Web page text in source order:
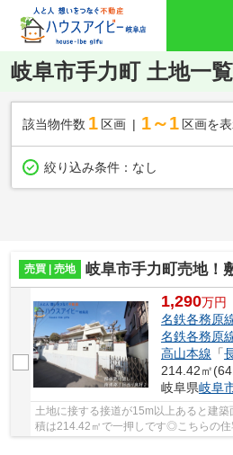
岐阜市手力町 土地一覧
該当物件数 1 区画 1～1 区画を
絞り込み条件： なし
売買 | 売地 岐阜市手力町売地！敷地約64坪！解体更地渡し！建築条件無し
1,290万円
名鉄各務原
名鉄各務原
高山本線 「
214.42㎡
岐阜県岐阜
土地に接する接道が15m以上あると建
積は214.42㎡で一押しです◎こちらの